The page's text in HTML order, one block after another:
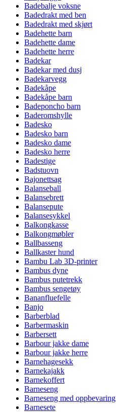
Badebalje voksne
Badedrakt med ben
Badedrakt med skjørt
Badehette barn
Badehette dame
Badehette herre
Badekar
Badekar med dusj
Badekarvegg
Badekåpe
Badekåpe barn
Badeponcho barn
Baderomshylle
Badesko
Badesko barn
Badesko dame
Badesko herre
Badestige
Badstuovn
Bajonettsag
Balanseball
Balansebrett
Balansepute
Balansesykkel
Balkongkasse
Balkongmøbler
Ballbasseng
Ballkaster hund
Bambu Lab 3D-printer
Bambus dyne
Bambus putetrekk
Bambus sengetøy
Bananfluefelle
Banjo
Barberblad
Barbermaskin
Barbersett
Barbour jakke dame
Barbour jakke herre
Barnehagesekk
Barnekajakk
Barnekoffert
Barneseng
Barneseng med oppbevaring
Barnesete